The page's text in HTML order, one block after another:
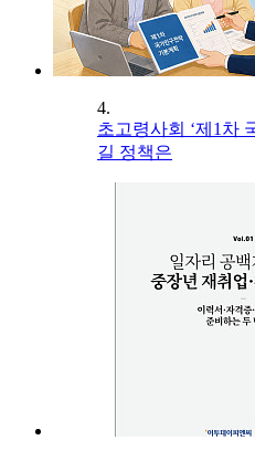
4.
초고령사회 ‘제1차
길 정책은